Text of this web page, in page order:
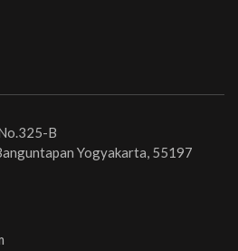
B
Yogyakarta, 55197